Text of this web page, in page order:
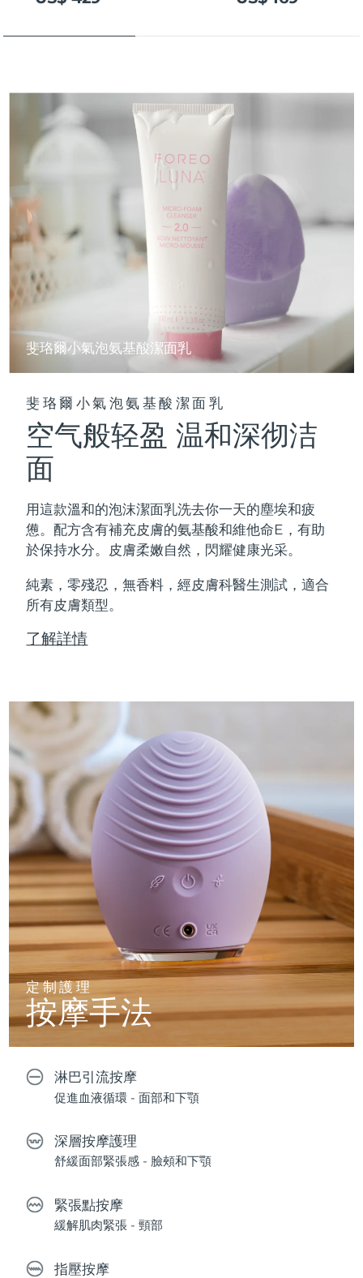
斐珞爾小氣泡氨基酸潔面乳
斐珞爾小氣泡氨基酸潔面乳
空气般轻盈 温和深彻洁
面
用這款溫和的泡沫潔面乳洗去你一天的塵埃和疲
憊。配方含有補充皮膚的氨基酸和維他命E，有助
於保持水分。皮膚柔嫩自然，閃耀健康光采。
純素，零殘忍，無香料，經皮膚科醫生測試，適合
所有皮膚類型。
了解詳情
定制護理
按摩手法
淋巴引流按摩
促進血液循環 - 面部和下顎
深層按摩護理
舒緩面部緊張感 - 臉頰和下顎
緊張點按摩
緩解肌肉緊張 - 頸部
指壓按摩